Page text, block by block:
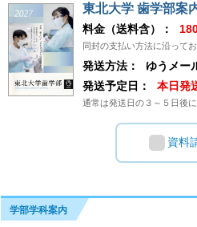
東北大学 歯学部案
料金（送料含）：
同封の支払い方法に沿って
発送方法：
ゆうメー
発送予定日：
本日発
通常は発送日の３～５日後
資料
学部学科案内